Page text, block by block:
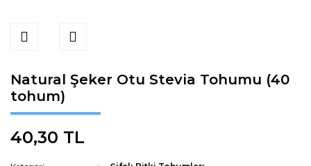
Natural Şeker Otu Stevia Tohumu (40
tohum)
40,30 TL